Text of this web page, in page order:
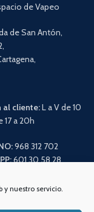
y nuestro servicio.
de Vapeo
de San Antón,
al cliente:L a V de 10
17 a 20h
968 312 702
601 30 58 28